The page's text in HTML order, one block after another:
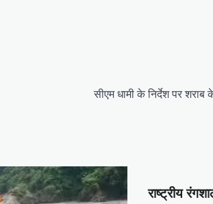
सीएम धामी के निर्देश पर
राष्ट्रीय